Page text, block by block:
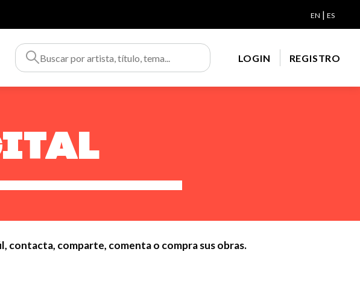
EN | ES
LOGIN REGISTRO
contacta, comparte, comenta o compra sus obras.